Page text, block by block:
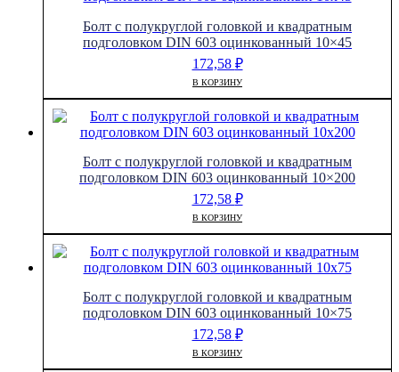
Болт с полукруглой головкой и квадратным
подголовком DIN 603 оцинкованный 10×45
172,58 ₽
В КОРЗИНУ
Болт с полукруглой головкой и квадратным
подголовком DIN 603 оцинкованный 10×200
172,58 ₽
В КОРЗИНУ
Болт с полукруглой головкой и квадратным
подголовком DIN 603 оцинкованный 10×75
172,58 ₽
В КОРЗИНУ